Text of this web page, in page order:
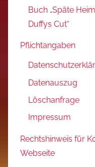
Buch „Späte
Duffys Cut“
Pflichtangaben
Datenauszug
Löschanfrage
Impressum
Rechtshinweis für
Webseite